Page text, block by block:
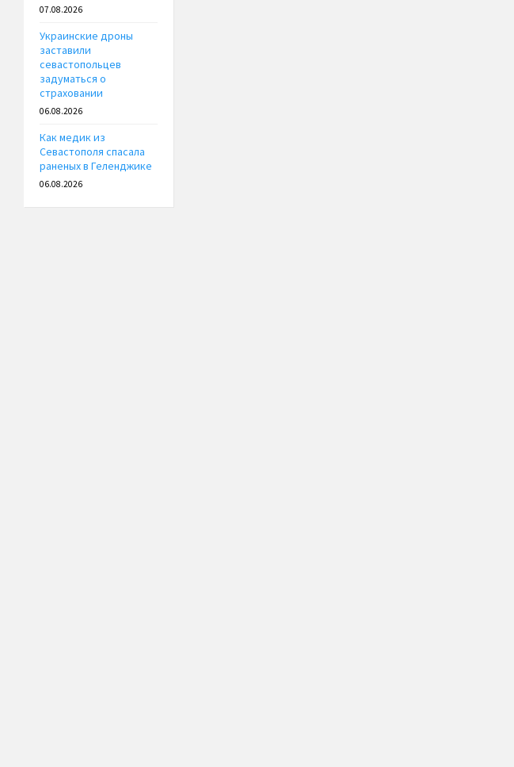
07.08.2026
Украинские дроны
заставили
севастопольцев
задуматься о
страховании
06.08.2026
Как медик из
Севастополя спасала
раненых в Геленджике
06.08.2026